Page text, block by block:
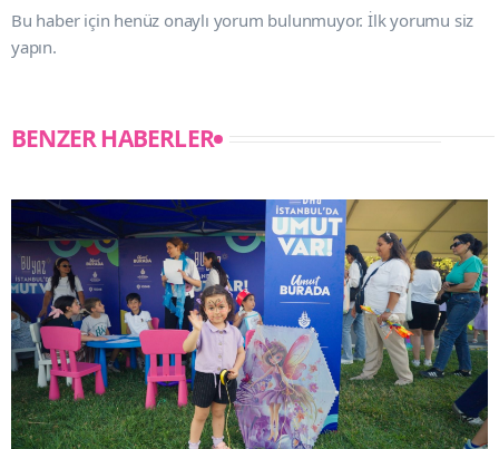
Bu haber için henüz onaylı yorum bulunmuyor. İlk yorumu siz
yapın.
BENZER HABERLER